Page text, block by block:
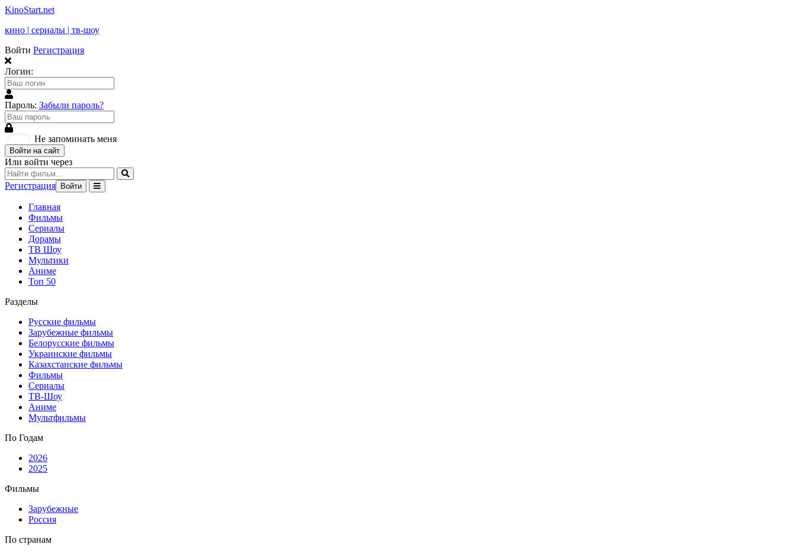
KinoStart.net
кино | сериалы | тв-шоу
Войти Регистрация
Логин:
Пароль: Забыли пароль?
Не запоминать меня
Войти на сайт
Или войти через
Регистрация Войти
Главная
Фильмы
Сериалы
Дорамы
ТВ Шоу
Мультики
Аниме
Топ 50
Разделы
Русские фильмы
Зарубежные фильмы
Белорусские фильмы
Украинские фильмы
Казахстанские фильмы
Фильмы
Сериалы
ТВ-Шоу
Аниме
Мультфильмы
По Годам
2026
2025
Фильмы
Зарубежные
Россия
По странам